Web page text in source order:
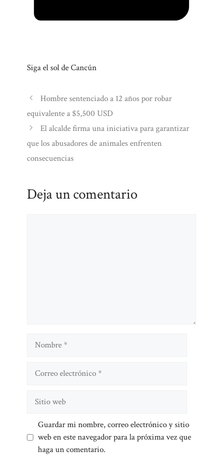
Siga el sol de Cancún
Hombre sentenciado a 12 años por robar
equivalente a $5,500 USD
El alcalde firma una iniciativa para garantizar
que los abusadores de animales enfrenten
consecuencias
Deja un comentario
Nombre
Guardar mi nombre, correo electrónico y sitio
web en este navegador para la próxima vez que
haga un comentario.